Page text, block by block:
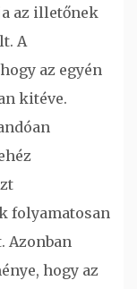
az illetőnek
A
az egyén
kitéve.
folyamatosan
Azonban
hogy az